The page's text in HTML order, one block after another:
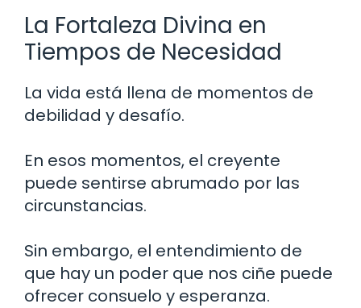
La Fortaleza Divina en
Tiempos de Necesidad
La vida está llena de momentos de
debilidad y desafío.
En esos momentos, el creyente
puede sentirse abrumado por las
circunstancias.
Sin embargo, el entendimiento de
que hay un poder que nos ciñe puede
ofrecer consuelo y esperanza.